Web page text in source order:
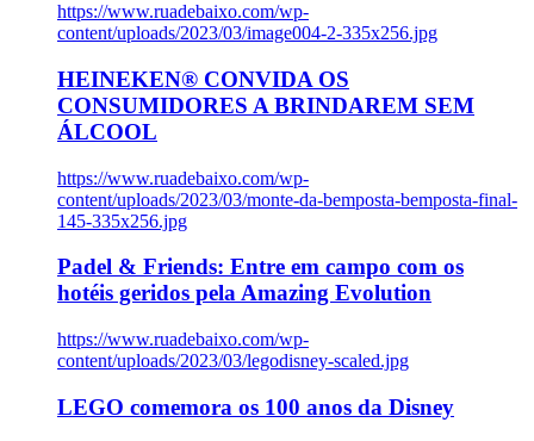
https://www.ruadebaixo.com/wp-
content/uploads/2023/03/image004-2-335x256.jpg
HEINEKEN® CONVIDA OS
CONSUMIDORES A BRINDAREM SEM
ÁLCOOL
https://www.ruadebaixo.com/wp-
content/uploads/2023/03/monte-da-bemposta-bemposta-final-
145-335x256.jpg
Padel & Friends: Entre em campo com os
hotéis geridos pela Amazing Evolution
https://www.ruadebaixo.com/wp-
content/uploads/2023/03/legodisney-scaled.jpg
LEGO comemora os 100 anos da Disney